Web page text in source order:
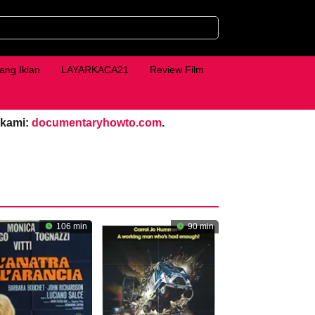
Iklan LAYARKACA21 Review Film
documentaryhowto.com.
106 min 90 min